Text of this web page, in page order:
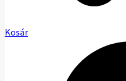
Kosár